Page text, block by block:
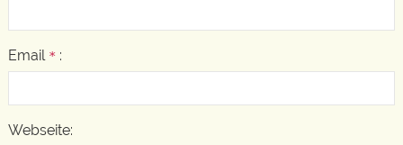
Email * :
Webseite: